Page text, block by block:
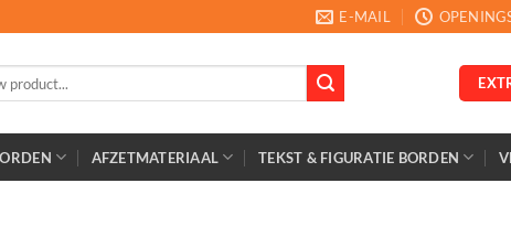
E-MAIL
AFZETMATERIAAL TEKST & FIGURATIE BORDEN